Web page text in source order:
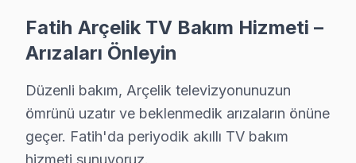
Arçelik Panel Değişimi →
Mesihpaşa sakinlerine özel: Arçelik TV tamirinde parça
Arçelik Ekran Değişimi →
Mevlanakapı Arçelik Servis
Fatih Arçelik TV Bakım Hizmeti –
Arızaları Önleyin
Düzenli bakım, Arçelik televizyonunuzun
ömrünü uzatır ve beklenmedik arızaların önüne
geçer. Fatih'da periyodik akıllı TV bakım
hizmeti sunuyoruz.